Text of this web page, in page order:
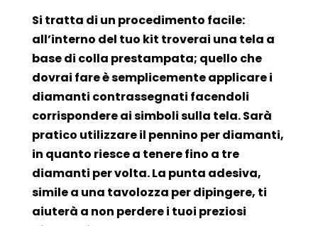
Si tratta di un procedimento facile:
all’interno del tuo kit troverai una tela a
base di colla prestampata; quello che
dovrai fare è semplicemente applicare i
diamanti contrassegnati facendoli
corrispondere ai simboli sulla tela. Sarà
pratico utilizzare il pennino per diamanti,
in quanto riesce a tenere fino a tre
diamanti per volta. La punta adesiva,
simile a una tavolozza per dipingere, ti
aiuterà a non perdere i tuoi preziosi